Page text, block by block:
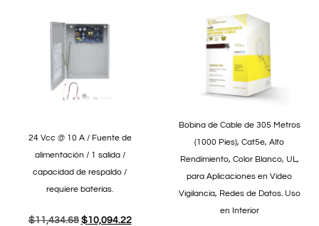
24 Vcc @ 10 A / Fuente de
alimentación / 1 salida /
capacidad de respaldo /
requiere baterías.
$11,434.68 $10,094.22
Bobina de Cable de 305 Metros
(1000 Pies), Cat5e, Alto
Rendimiento, Color Blanco, UL,
para Aplicaciones en Video
Vigilancia, Redes de Datos. Uso
en Interior